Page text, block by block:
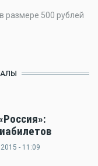
размере 500 рублей
- 11:09